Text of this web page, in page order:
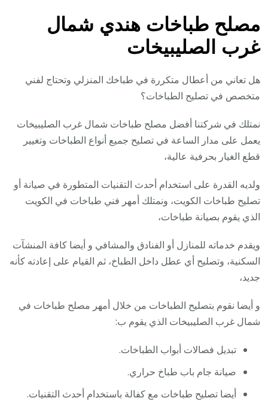
مصلح طباخات هندي شمال
غرب الصليبيخات
هل تعاني من أعطال متكررة في طباخك المنزلي وتحتاج لفني
متخصص في تصليح الطباخات؟
نمتلك في شركتنا أفضل مصلح طباخات شمال غرب الصليبيخات
يعمل على مدار الساعة في تصليح جميع أنواع الطباخات وتغيير
قطع الغيار بحرفية عالية،
ولديه القدرة على استخدام أحدث التقنيات المتطورة في صيانة أو
تصليح طباخات الكويت، ونمتلك أمهر فني طباخات في الكويت
الذي يقوم بصيانة طباخات،
ويقدم خدماته للمنازل أو الفنادق والمشافي و أيضا كافة المنشآت
السكنية، وتصليح أي عطل داخل الطباخ، ثم القيام على إعادته كأنه
جديد،
و أيضا نقوم بتصليح الطباخات من خلال أمهر مصلح طباخات في
شمال غرب الصليبيخات الذي يقوم ب:
تبديل فصالات أبواب الطباخات.
صيانة جام باب طباخ حراري.
أيضا تصليح طباخات مع كفالة باستخدام أحدث التقنيات.